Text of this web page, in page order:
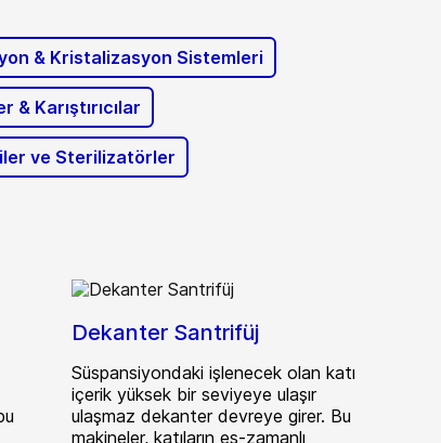
& Kristalizasyon Sistemleri
& Karıştırıcılar
ve Sterilizatörler
Dekanter Santrifüj
Süspansiyondaki işlenecek olan katı
içerik yüksek bir seviyeye ulaşır
ulaşmaz dekanter devreye girer. Bu
makineler, katıların eş-zamanlı